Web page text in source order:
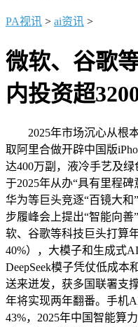
PA视讯 > ai资讯 >
微软、谷歌
内投资超
2025年市场沉心从根本
取阿里合做开辟中国版
达400万副，液冷手艺及
于2025年从办“具有里程碑
华为等巨头竞逐“百镜大
步履峰会上提出“智能向
软、谷歌等科技巨头打算
40%），大模子和生成式
DeepSeek模子凭仗低成
送来迸发，获多国联署支
年将实现两年翻番。手机
43%，2025年中国智能算